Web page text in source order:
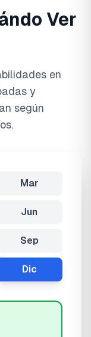
Ver
en
y
según
Mar
Jun
Sep
Dic